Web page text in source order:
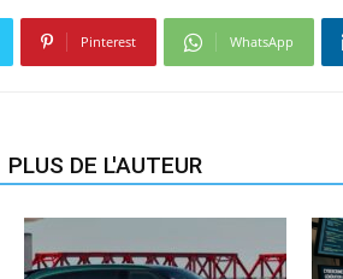
Pinterest WhatsApp
PLUS DE L'AUTEUR